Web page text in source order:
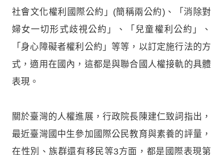
社會文化權利國際公約」(簡稱兩公約)、「消除對
婦女一切形式歧視公約」、「兒童權利公約」、
「身心障礙者權利公約」等等，以訂定施行法的方
式，適用在國內，這都是與聯合國人權接軌的具體
表現。
關於臺灣的人權進展，行政院長陳建仁致詞指出，
最近臺灣國中生參加國際公民教育與素養的評量，
在性別、族群還有移民等3方面，都是國際表現第